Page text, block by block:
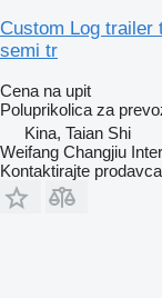
Custom Log trailer
semi tr
Cena na upit
Poluprikolica za
Kina, Taian Shi
Weifang Changjiu
Kontaktirajte prodavca